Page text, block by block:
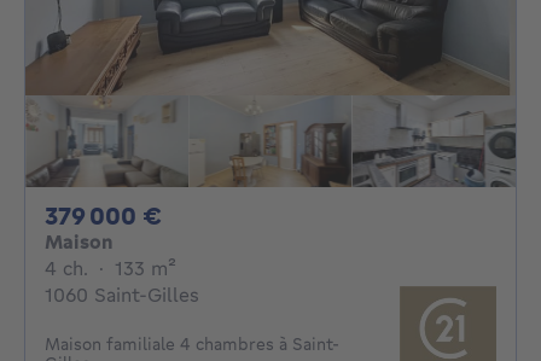
379 000 €
Maison
4 ch. 4 chambres
· 133 m²
1060 Saint-Gilles
Maison familiale 4 chambres à Saint-